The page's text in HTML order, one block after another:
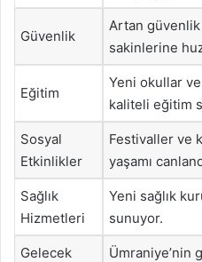
Güvenlik
Artan
sakinlerine
Eğitim
Yeni okullar
kaliteli eğitim
Sosyal
Etkinlikler
Festivaller ve
yaşamı
Sağlık
Hizmetleri
Yeni sağlık
sunuyor.
Gelecek
Ümraniye’nin